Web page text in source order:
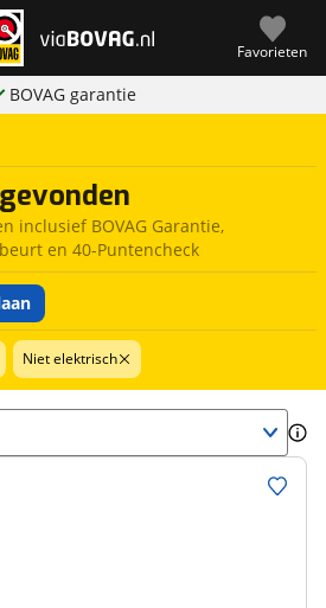
Favorieten
BOVAG garantie
inclusief BOVAG Garantie,
en 40-Puntencheck
Niet elektrisch